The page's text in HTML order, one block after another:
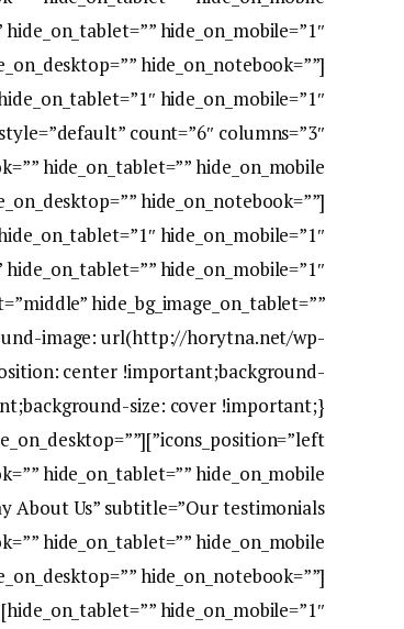
hide_on_notebook=””
hide_on_notebook=””
hide_bg_image_on_tablet=””
image: url(http://horytna.net/wp-
center !important;background-
hide_on_desktop=””
hide_on_notebook=””